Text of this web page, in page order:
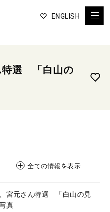
ENGLISH
特選 「白山の
全ての情報を表示
宮元さん特選 「白山の見
真